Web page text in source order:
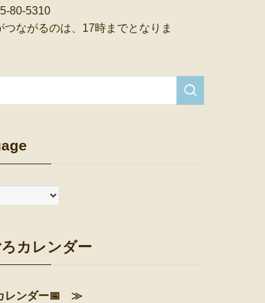
80-5310
つながるのは、17時までとなりま
カレンダー
レンダー📅 ≫